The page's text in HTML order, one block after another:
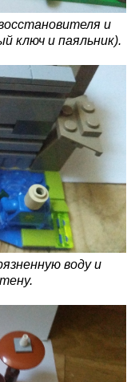
и
ключ и паяльник).
воду и